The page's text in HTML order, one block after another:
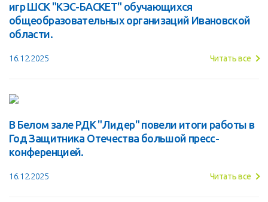
игр ШСК "КЭС-БАСКЕТ" обучающихся
общеобразовательных организаций Ивановской
области.
16.12.2025 Читать все
В Белом зале РДК "Лидер" повели итоги работы в
Год Защитника Отечества большой пресс-
конференцией.
16.12.2025 Читать все